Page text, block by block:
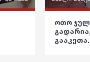
გართობა
რეგიონი
ვიდეო
ოთო